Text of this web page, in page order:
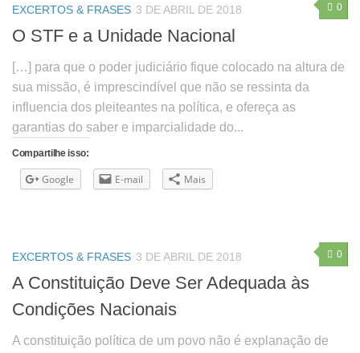
0
EXCERTOS & FRASES 3 DE ABRIL DE 2018
O STF e a Unidade Nacional
[…] para que o poder judiciário fique colocado na altura de
sua missão, é imprescindível que não se ressinta da
influencia dos pleiteantes na política, e ofereça as
garantias do saber e imparcialidade do...
Compartilhe isso:
Google E-mail Mais
0
EXCERTOS & FRASES 3 DE ABRIL DE 2018
A Constituição Deve Ser Adequada às
Condições Nacionais
A constituição política de um povo não é explanação de